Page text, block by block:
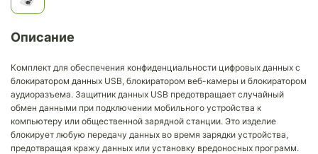
Описание
Комплект для обеспечения конфиденциальности цифровых данных с
блокиратором данных USB, блокиратором веб-камеры и блокиратором
аудиоразъема. Защитник данных USB предотвращает случайный
обмен данными при подключении мобильного устройства к
компьютеру или общественной зарядной станции. Это изделие
блокирует любую передачу данных во время зарядки устройства,
предотвращая кражу данных или установку вредоносных программ.